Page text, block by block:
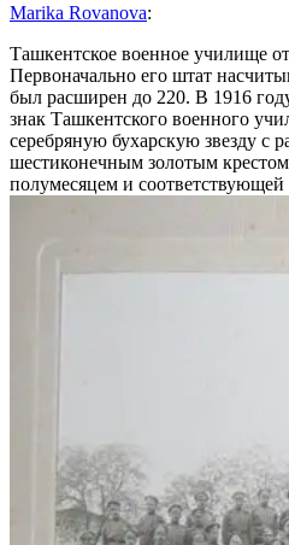
Marika Rovanova‎:
Ташкентское военное училище
Первоначально его штат
был расширен до 220. В 1916
знак Ташкентского военного
серебряную бухарскую звезду с
шестиконечным золотым
полумесяцем и